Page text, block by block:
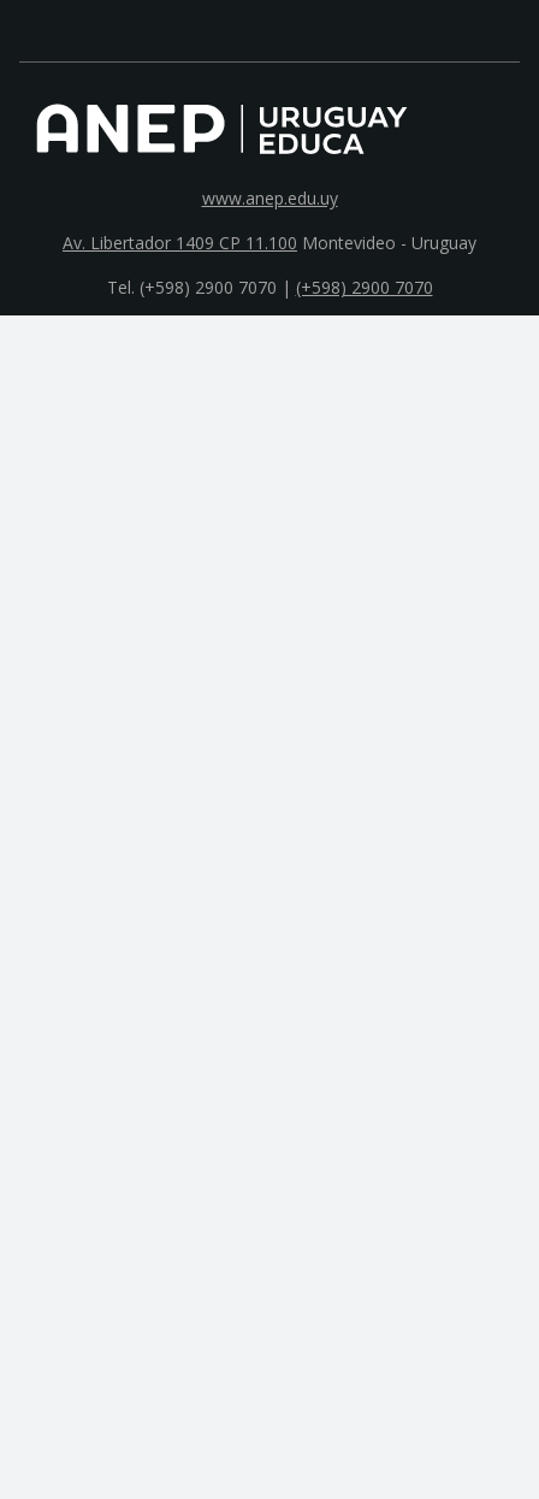
www.anep.edu.uy
Av. Libertador 1409 CP 11.100 Montevideo - Uruguay
Tel. (+598) 2900 7070 | (+598) 2900 7070